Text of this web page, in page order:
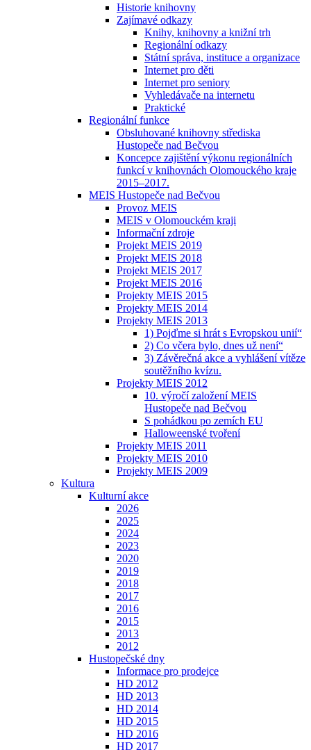
Historie knihovny
Zajímavé odkazy
Knihy, knihovny a knižní trh
Regionální odkazy
Státní správa, instituce a organizace
Internet pro děti
Internet pro seniory
Vyhledávače na internetu
Praktické
Regionální funkce
Obsluhované knihovny střediska
Hustopeče nad Bečvou
Koncepce zajištění výkonu regionálních
funkcí v knihovnách Olomouckého kraje
2015–2017.
MEIS Hustopeče nad Bečvou
Provoz MEIS
MEIS v Olomouckém kraji
Informační zdroje
Projekt MEIS 2019
Projekt MEIS 2018
Projekt MEIS 2017
Projekt MEIS 2016
Projekty MEIS 2015
Projekty MEIS 2014
Projekty MEIS 2013
1) Pojďme si hrát s Evropskou unií“
2) Co včera bylo, dnes už není“
3) Závěrečná akce a vyhlášení vítěze
soutěžního kvízu.
Projekty MEIS 2012
10. výročí založení MEIS
Hustopeče nad Bečvou
S pohádkou po zemích EU
Halloweenské tvoření
Projekty MEIS 2011
Projekty MEIS 2010
Projekty MEIS 2009
Kultura
Kulturní akce
2026
2025
2024
2023
2020
2019
2018
2017
2016
2015
2013
2012
Hustopečské dny
Informace pro prodejce
HD 2012
HD 2013
HD 2014
HD 2015
HD 2016
HD 2017